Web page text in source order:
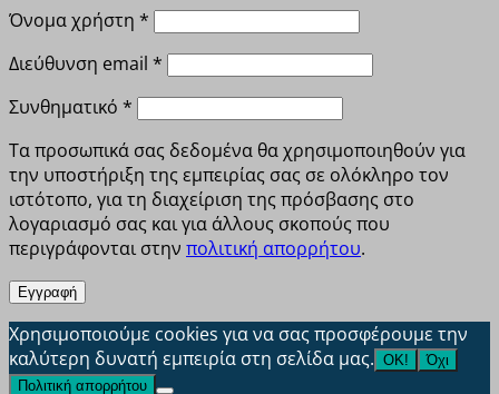
Όνομα χρήστη * Απαιτείται
Διεύθυνση email * Απαιτείται
Συνθηματικό * Απαιτείται
Τα προσωπικά σας δεδομένα θα χρησιμοποιηθούν για
την υποστήριξη της εμπειρίας σας σε ολόκληρο τον
ιστότοπο, για τη διαχείριση της πρόσβασης στο
λογαριασμό σας και για άλλους σκοπούς που
περιγράφονται στην πολιτική απορρήτου.
Εγγραφή
Χρησιμοποιούμε cookies για να σας προσφέρουμε την
καλύτερη δυνατή εμπειρία στη σελίδα μας. ΟΚ!
Όχι
Πολιτική απορρήτου